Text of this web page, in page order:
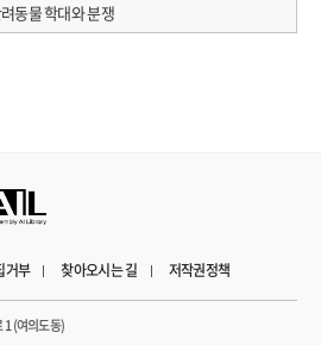
동물 학대와 분쟁
거부 찾아오시는 길 저작권정책
1 (여의도동)